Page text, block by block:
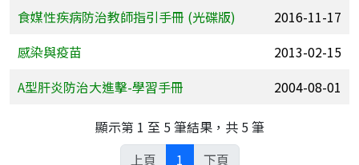
食媒性疾病防治教師指引手冊 (光碟版)
2016-11-17
感染與疫苗
2013-02-15
A型肝炎防治大進擊-學習手冊
2004-08-01
顯示第 1 至 5 筆結果，共 5 筆
上頁
1 下頁